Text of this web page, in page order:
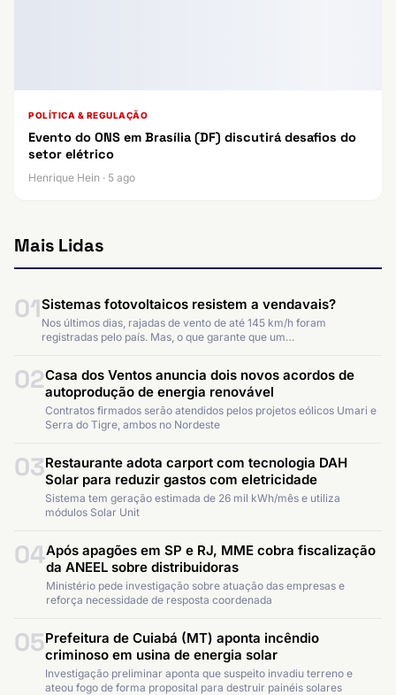
POLÍTICA & REGULAÇÃO
Evento do ONS em Brasília (DF) discutirá desafios do
setor elétrico
Henrique Hein · 5 ago
Mais Lidas
01Sistemas fotovoltaicos resistem a vendavais?
Nos últimos dias, rajadas de vento de até 145 km/h foram
registradas pelo país. Mas, o que garante que um…
02Casa dos Ventos anuncia dois novos acordos de
autoprodução de energia renovável
Contratos firmados serão atendidos pelos projetos eólicos Umari e
Serra do Tigre, ambos no Nordeste
03Restaurante adota carport com tecnologia DAH
Solar para reduzir gastos com eletricidade
Sistema tem geração estimada de 26 mil kWh/mês e utiliza
módulos Solar Unit
04Após apagões em SP e RJ, MME cobra fiscalização
da ANEEL sobre distribuidoras
Ministério pede investigação sobre atuação das empresas e
reforça necessidade de resposta coordenada
05Prefeitura de Cuiabá (MT) aponta incêndio
criminoso em usina de energia solar
Investigação preliminar aponta que suspeito invadiu terreno e
ateou fogo de forma proposital para destruir painéis solares